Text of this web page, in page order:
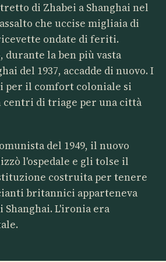
di Zhabei a Shanghai nel
che uccise migliaia di
ondate di feriti.
durante la ben più vasta
del 1937, accadde di nuovo. I
il comfort coloniale si
di triage per una città
del 1949, il nuovo
l'ospedale e gli tolse il
costruita per tenere
britannici apparteneva
Shanghai. L'ironia era